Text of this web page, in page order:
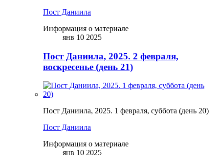
Пост Даниила
Информация о материале
янв 10 2025
Пост Даниила, 2025. 2 февраля,
воскресенье (день 21)
Пост Даниила, 2025. 1 февраля, суббота (день 20)
Пост Даниила
Информация о материале
янв 10 2025